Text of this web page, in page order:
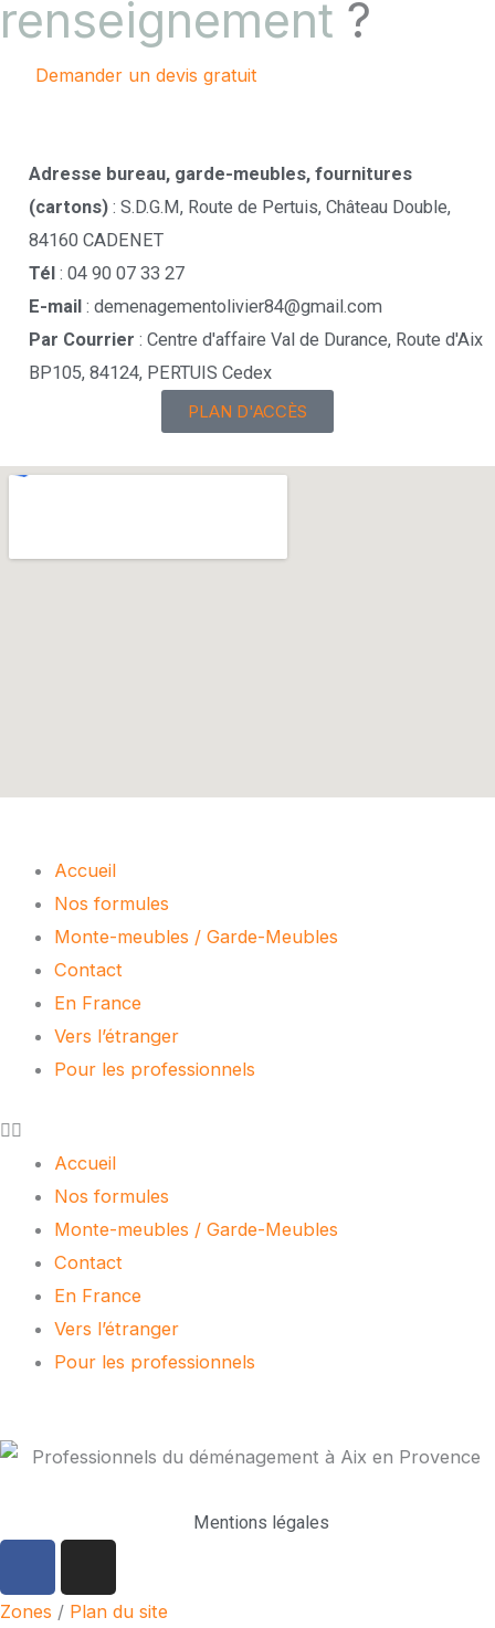
renseignement ?
Demander un devis gratuit
Adresse bureau, garde-meubles, fournitures
(cartons): S.D.G.M, Route de Pertuis, Château Double,
84160 CADENET
Tél: 04 90 07 33 27
E-mail: demenagementolivier84@gmail.com
Par Courrier : Centre d'affaire Val de Durance, Route d'Aix
BP105, 84124, PERTUIS Cedex
PLAN D'ACCÈS
Accueil
Nos formules
Monte-meubles / Garde-Meubles
Contact
En France
Vers l’étranger
Pour les professionnels
Accueil
Nos formules
Monte-meubles / Garde-Meubles
Contact
En France
Vers l’étranger
Pour les professionnels
Mentions légales
c
s
Zones / Plan du site